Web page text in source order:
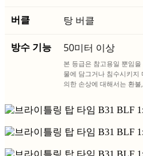
버클 탕 버클
방수 기능 50미터 이상
본 등급은 참고용일 뿐임
물에 담그거나 침수시키지
의한 손상에 대해서는 환